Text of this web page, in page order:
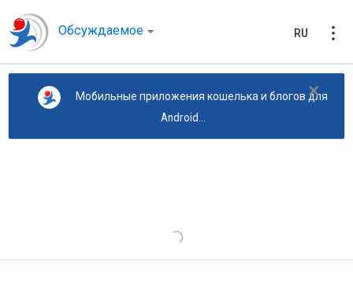
Обсуждаемое RU
×
Мобильные приложения кошелька и блогов для
Android...